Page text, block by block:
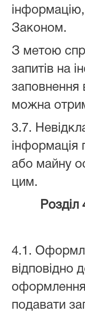
Законом.
З метою
запитів на
заповнення
можна
3.7.
або майну
цим.
Розділ
4.1.
відповідно
подавати